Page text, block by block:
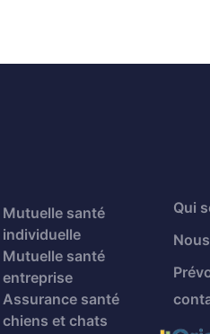
Mutuelle santé
individuelle
Mutuelle santé
entreprise
Assurance santé
chiens et chats
Qui